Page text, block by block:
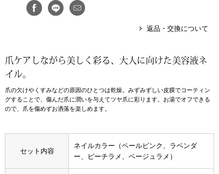
ン雑貨
リュック･バッ
その他
シューズ
スリップオン
返品・交換について
爪ケアしながら美しく彩る、大人に向けた美容液ネ
イル。
爪の欠けやくすみなどの原因のひとつは乾燥。みずみずしい皮膜でコーティン
グすることで、傷んだ爪に潤いを与えてツヤ爪に彩ります。お湯でオフできる
ので、爪を傷めずお洒落を楽しめます。
セット内容
ネイルカラー（ペールピンク、ラベンダ
ー、ピーチラメ、ベージュラメ）